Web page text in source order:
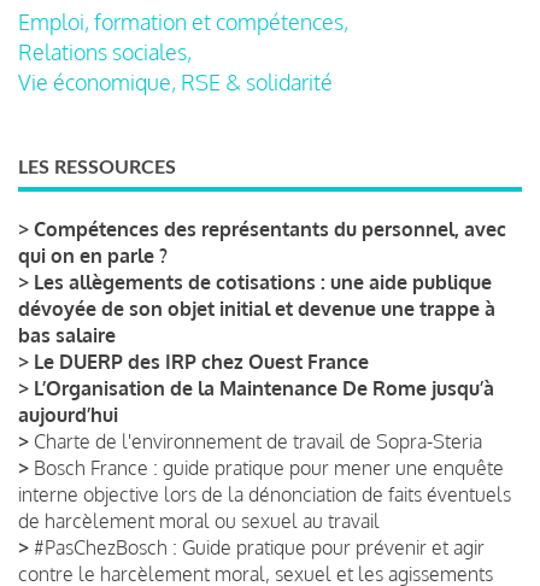
Emploi, formation et compétences,
Relations sociales,
Vie économique, RSE & solidarité
LES RESSOURCES
> Compétences des représentants du personnel, avec
qui on en parle ?
> Les allègements de cotisations : une aide publique
dévoyée de son objet initial et devenue une trappe à
bas salaire
> Le DUERP des IRP chez Ouest France
> L’Organisation de la Maintenance De Rome jusqu’à
aujourd’hui
> Charte de l'environnement de travail de Sopra-Steria
> Bosch France : guide pratique pour mener une enquête
interne objective lors de la dénonciation de faits éventuels
de harcèlement moral ou sexuel au travail
> #PasChezBosch : Guide pratique pour prévenir et agir
contre le harcèlement moral, sexuel et les agissements